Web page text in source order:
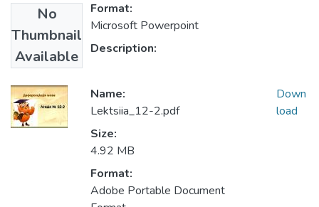
No
Thumbnail
Available
Format:
Microsoft Powerpoint
Description:
Name:
Lektsiia_12-2.pdf
Size:
4.92 MB
Format:
Adobe Portable Document
Down
load